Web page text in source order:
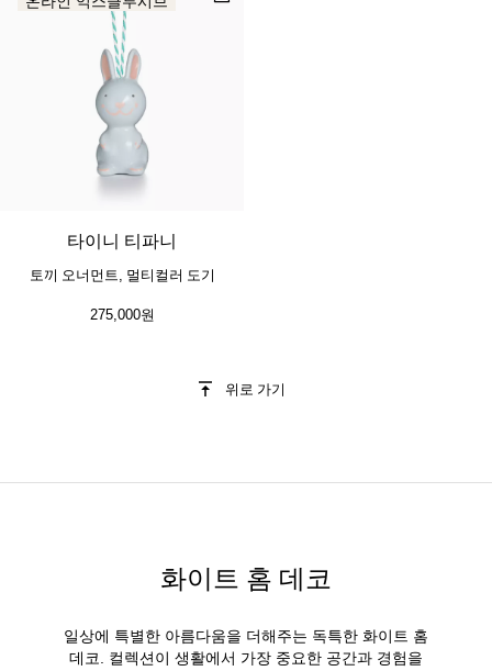
타이니 티파니
토끼 오너먼트, 멀티컬러 도기
275,000원
위로 가기
화이트 홈 데코
일상에 특별한 아름다움을 더해주는 독특한 화이트 홈
데코. 컬렉션이 생활에서 가장 중요한 공간과 경험을